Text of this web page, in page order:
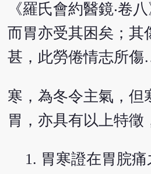
《羅氏會約醫鏡‧卷
而胃亦受其困矣；其
甚，此勞倦情志所傷
寒，為冬令主氣，但
胃，亦具有以上特徵
胃寒證在胃脘